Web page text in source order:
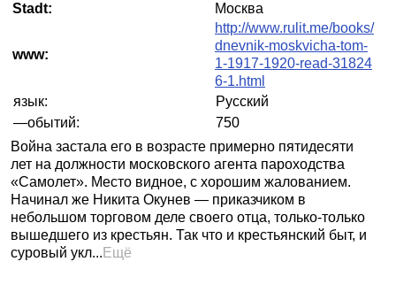
Stadt:
Москва
www:
http://www.rulit.me/books/
dnevnik-moskvicha-tom-
1-1917-1920-read-31824
6-1.html
язык:
Русский
—обытий:
750
Война застала его в возрасте примерно пятидесяти
лет на должности московского агента пароходства
«Самолет». Место видное, с хорошим жалованием.
Начинал же Никита Окунев — приказчиком в
небольшом торговом деле своего отца, только-только
вышедшего из крестьян. Так что и крестьянский быт, и
суровый укл... Ещё